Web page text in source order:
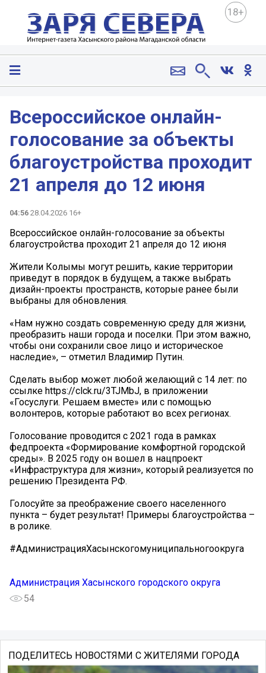
18+
Всероссийское онлайн-
голосование за объекты
благоустройства проходит
21 апреля до 12 июня
04:56 28.04.2026 16+
Всероссийское онлайн-голосование за объекты
благоустройства проходит 21 апреля до 12 июня
Жители Колымы могут решить, какие территории
приведут в порядок в будущем, а также выбрать
дизайн-проекты пространств, которые ранее были
выбраны для обновления.
«Нам нужно создать современную среду для жизни,
преобразить наши города и поселки. При этом важно,
чтобы они сохранили свое лицо и историческое
наследие», – отметил Владимир Путин.
Сделать выбор может любой желающий с 14 лет: по
ссылке https://clck.ru/3TJMbJ, в приложении
«Госуслуги. Решаем вместе» или с помощью
волонтеров, которые работают во всех регионах.
Голосование проводится с 2021 года в рамках
федпроекта «Формирование комфортной городской
среды». В 2025 году он вошел в нацпроект
«Инфраструктура для жизни», который реализуется по
решению Президента РФ.
Голосуйте за преображение своего населенного
пункта – будет результат! Примеры благоустройства –
в ролике.
#АдминистрацияХасынскогомуниципальногоокруга
Администрация Хасынского городского округа
54
ПОДЕЛИТЕСЬ НОВОСТЯМИ С ЖИТЕЛЯМИ ГОРОДА